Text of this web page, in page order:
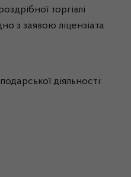
торгівлі
з заявою ліцензіата
діяльності: